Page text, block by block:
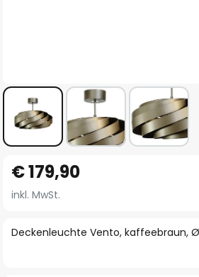
Anfang
der
springen
Deckenleuchte Vento, kaffeebraun,
€ 179,90
inkl. MwSt.